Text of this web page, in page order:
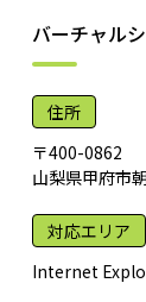
バーチャル
住所
〒400-0862
山梨県甲府市
対応エリア
Internet